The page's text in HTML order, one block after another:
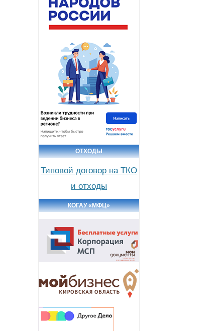
ОТХОДЫ
Типовой договор на ТКО
и отходы
КОГАУ «МФЦ»